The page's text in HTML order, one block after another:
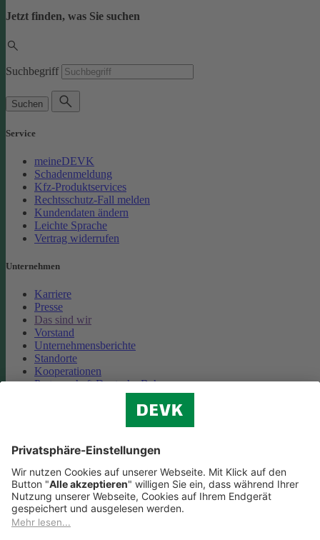
Jetzt finden, was Sie suchen
Suchbegriff
Suchen
Service
meineDEVK
Schadenmeldung
Kfz-Produktservices
Rechtsschutz-Fall melden
Kundendaten ändern
Leichte Sprache
Vertrag widerrufen
Unternehmen
Karriere
Presse
Das sind wir
Vorstand
Unternehmensberichte
Standorte
Kooperationen
Partnerschaft Deutsche Bahn
Cookie-Einstellungen
Datenschutz
Impressum